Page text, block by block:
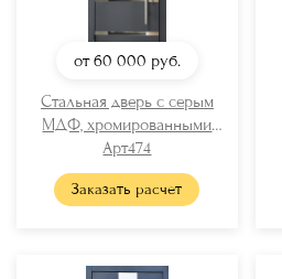
от 60 000 руб.
Стальная дверь с серым
МДФ, хромированными
вставками и бугельной
ручкой
Арт474
Заказать расчет